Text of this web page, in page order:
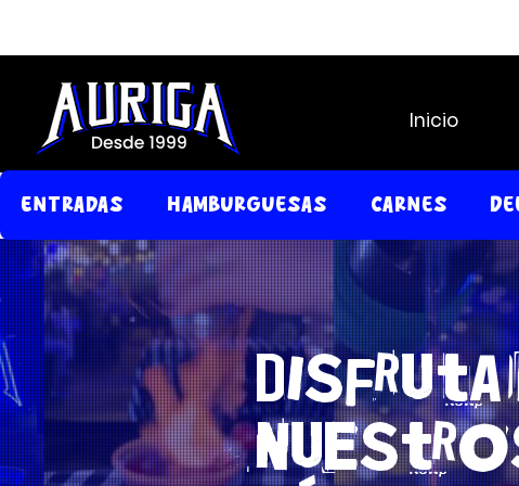
Inicio
Disfruta
Entradas Hamburguesas Carnes